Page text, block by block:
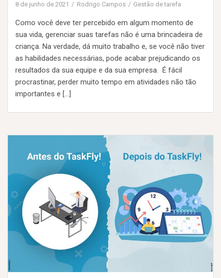
8 de junho de 2021 Rodrigo Campos Gestão de tarefa
Como você deve ter percebido em algum momento de
sua vida, gerenciar suas tarefas não é uma brincadeira de
criança. Na verdade, dá muito trabalho e, se você não tiver
as habilidades necessárias, pode acabar prejudicando os
resultados da sua equipe e da sua empresa. É fácil
procrastinar, perder muito tempo em atividades não tão
importantes e […]